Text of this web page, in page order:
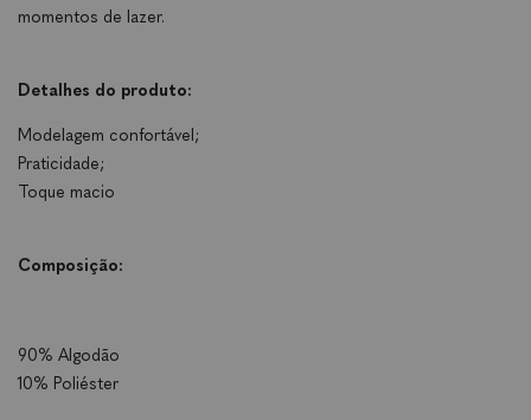
momentos de lazer.
Detalhes do produto:
Modelagem confortável;
Praticidade;
Toque macio
Composição:
90% Algodão
10% Poliéster